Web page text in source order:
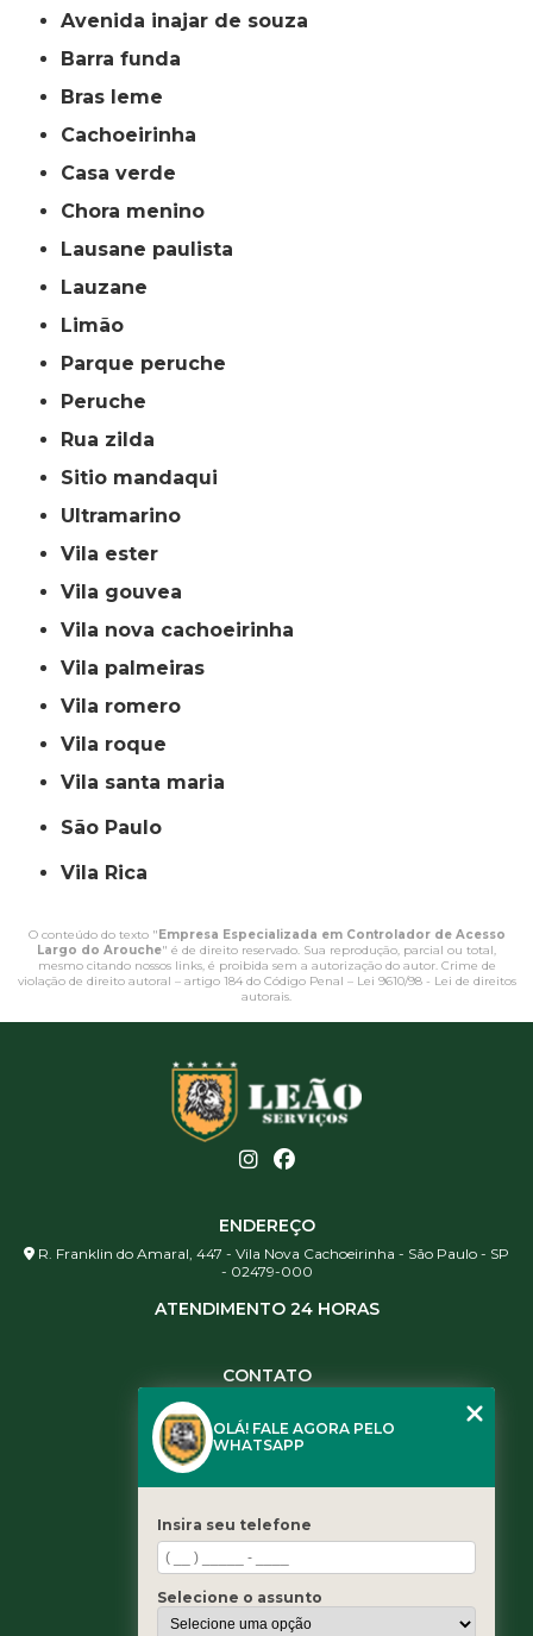
avenida inajar de souza
barra funda
bras leme
cachoeirinha
casa verde
chora menino
lausane paulista
lauzane
limão
parque peruche
peruche
rua zilda
sitio mandaqui
ultramarino
vila ester
vila gouvea
vila nova cachoeirinha
vila palmeiras
vila romero
vila roque
vila santa maria
São Paulo
Vila Rica
O conteúdo do texto "Empresa Especializada em Controlador de Acesso
Largo do Arouche" é de direito reservado. Sua reprodução, parcial ou total,
mesmo citando nossos links, é proibida sem a autorização do autor. Crime de
violação de direito autoral – artigo 184 do Código Penal – Lei 9610/98 - Lei de direitos
autorais
ENDEREÇO
R. Franklin do Amaral, 447 - Vila Nova Cachoeirinha - São Paulo - SP
- 02479-000
ATENDIMENTO 24 HORAS
CONTATO
(11) 3461-5871
contato@leaoservicos.com.br
Home
Quem somos
OLÁ! FALE AGORA PELO
WHATSAPP
Insira seu telefone
Selecione o assunto